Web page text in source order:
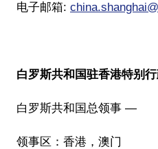
电子邮箱:
白罗斯共和国驻香港特别
白罗斯共和国总领事 —
领事区：香港，澳门